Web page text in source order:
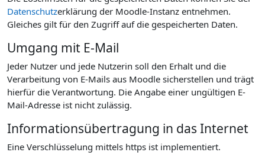
Datenschutzerklärung der Moodle-Instanz entnehmen.
Gleiches gilt für den Zugriff auf die gespeicherten Daten.
Umgang mit E-Mail
Jeder Nutzer und jede Nutzerin soll den Erhalt und die
Verarbeitung von E-Mails aus Moodle sicherstellen und trägt
hierfür die Verantwortung. Die Angabe einer ungültigen E-
Mail-Adresse ist nicht zulässig.
Informationsübertragung in das Internet
Eine Verschlüsselung mittels https ist implementiert.